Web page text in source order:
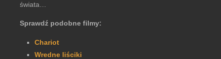
świata…
Sprawdź podobne filmy:
Chariot
Wredne liściki